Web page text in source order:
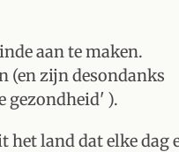
aan te maken.
(en zijn desondanks
gezondheid' ).
het land dat elke dag